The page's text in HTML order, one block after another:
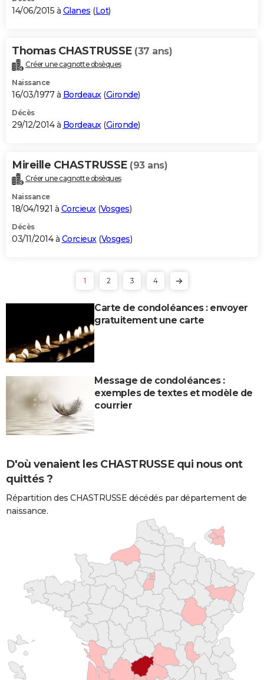
14/06/2015 à Glanes (Lot)
Thomas CHASTRUSSE (37 ans)
Créer une cagnotte obsèques
Naissance
16/03/1977 à Bordeaux(Gironde)
Décès
29/12/2014 à Bordeaux(Gironde)
Mireille CHASTRUSSE (93 ans)
Créer une cagnotte obsèques
Naissance
18/04/1921 à Corcieux (Vosges)
Décès
03/11/2014 à Corcieux (Vosges)
1 2 3 4
Carte de condoléances : envoyer
gratuitement une carte
Message de condoléances :
exemples de textes et modèle de
courrier
D'où venaient les CHASTRUSSE qui nous ont
quittés ?
Répartition des CHASTRUSSE décédés par département de
naissance.